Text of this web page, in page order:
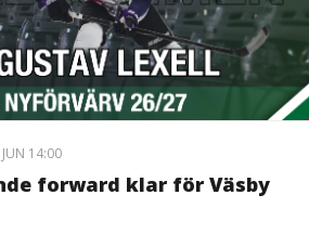
14:00
forward klar för Väsby